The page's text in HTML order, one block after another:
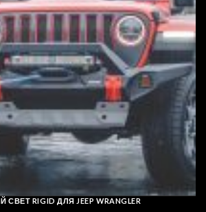
RIGID ДЛЯ JEEP WRANGLER